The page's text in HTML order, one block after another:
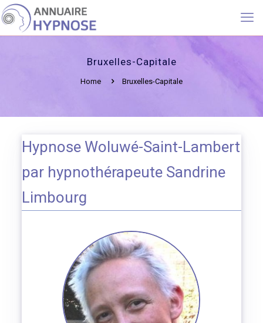
Bruxelles-Capitale
Home Bruxelles-Capitale
Hypnose Woluwé-Saint-Lambert
par hypnothérapeute Sandrine
Limbourg